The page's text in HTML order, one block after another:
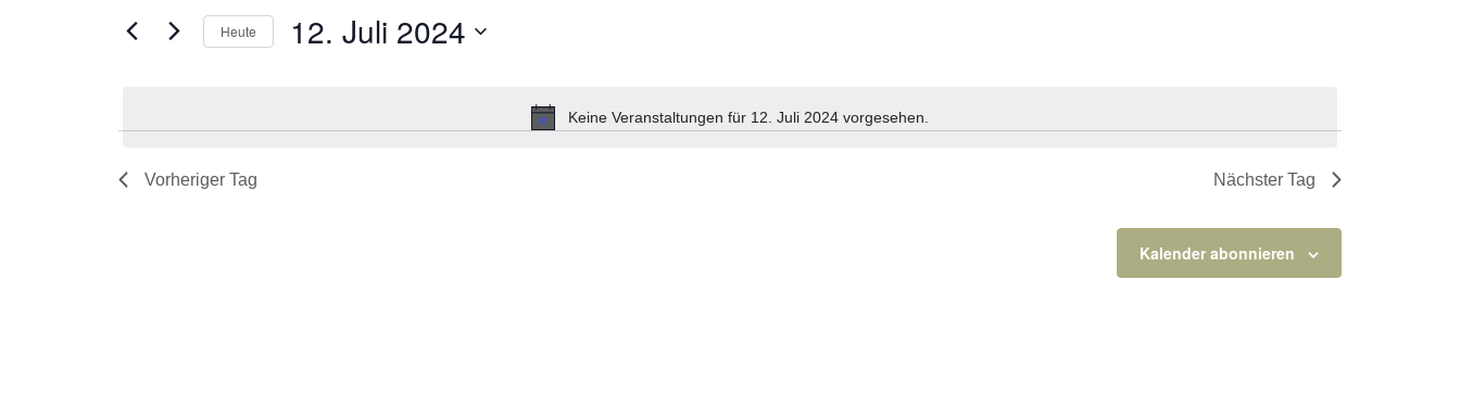
Hinweis
Keine Veranstaltungen für 12. Juli 2024 vorgesehen.
Veranstaltungen
Schlüsselwort.
Heute 12. Juli 2024
Vorheriger Tag Nächster Tag
Kalender abonnieren